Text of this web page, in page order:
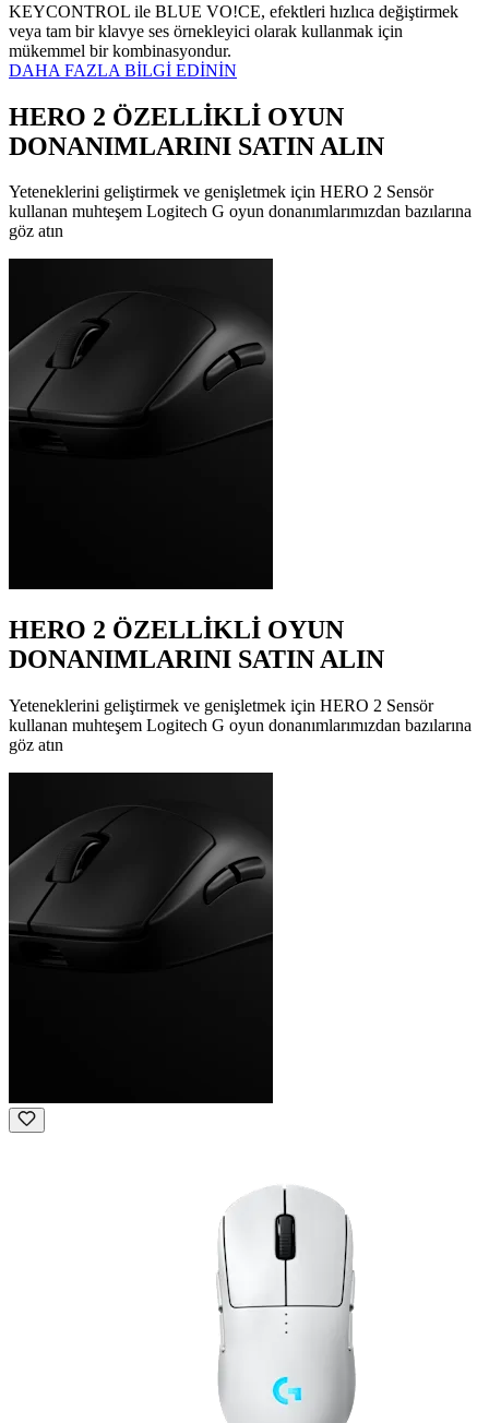
KEYCONTROL ile BLUE VO!CE, efektleri hızlıca değiştirmek
veya tam bir klavye ses örnekleyici olarak kullanmak için
mükemmel bir kombinasyondur.
DAHA FAZLA BİLGİ EDİNİN
HERO 2 ÖZELLİKLİ OYUN
DONANIMLARINI SATIN ALIN
Yeteneklerini geliştirmek ve genişletmek için HERO 2 Sensör
kullanan muhteşem Logitech G oyun donanımlarımızdan bazılarına
göz atın
HERO 2 ÖZELLİKLİ OYUN
DONANIMLARINI SATIN ALIN
Yeteneklerini geliştirmek ve genişletmek için HERO 2 Sensör
kullanan muhteşem Logitech G oyun donanımlarımızdan bazılarına
göz atın